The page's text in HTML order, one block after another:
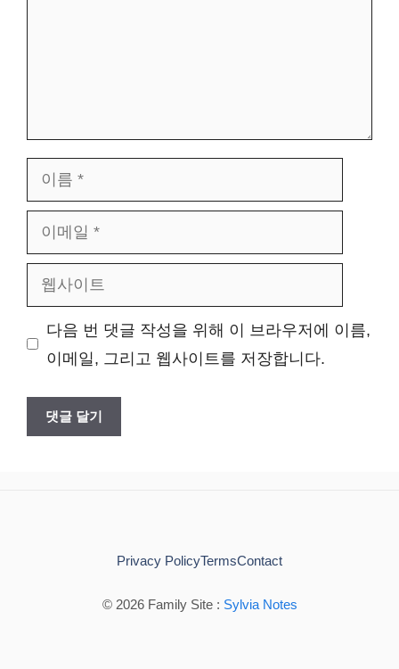
름
메
사
다음 번 댓글 작성을 위해 이 브라우저에 이름,
이메일, 그리고 웹사이트를 저장합니다.
© 2026 Family Site : Sylvia Notes
Privacy PolicyTermsContact